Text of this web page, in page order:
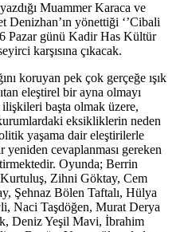
Muammer Karaca ve
Denizhan’ın yönettiği ‘’Cibali
Pazar günü Kadir Has Kültür
karşısına çıkacak.
koruyan pek çok gerçeğe ışık
eleştirel bir ayna olmayı
başta olmak üzere,
eksikliklerin neden
yaşama dair eleştirilerle
cevaplanması gereken
Oyunda; Berrin
Zihni Göktay, Cem
Şehnaz Bölen Taftalı, Hülya
Naci Taşdöğen, Murat Derya
Deniz Yeşil Mavi, İbrahim